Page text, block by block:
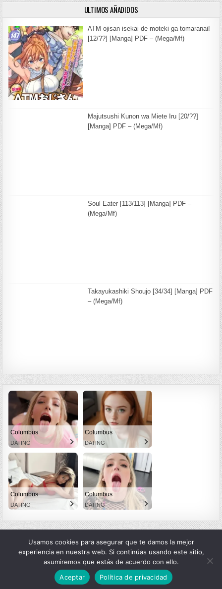
ULTIMOS AÑADIDOS
ATM ojisan isekai de moteki ga tomaranai!
[12/??] [Manga] PDF – (Mega/Mf)
Majutsushi Kunon wa Miete Iru [20/??]
[Manga] PDF – (Mega/Mf)
Soul Eater [113/113] [Manga] PDF –
(Mega/Mf)
Takayukashiki Shoujo [34/34] [Manga] PDF
– (Mega/Mf)
Columbus
DATING
Columbus
DATING
Columbus
DATING
Columbus
DATING
Copyright © 2026 LexMangas
Design by ThemesDNA.com
Usamos cookies para asegurar que te damos la mejor
experiencia en nuestra web. Si continúas usando este sitio,
asumiremos que estás de acuerdo con ello.
Aceptar
Política de privacidad